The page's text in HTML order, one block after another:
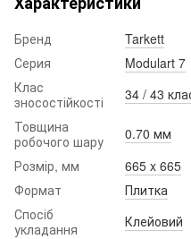
Бренд
Tarkett
Серия
Modulart 7
Клас
зносостійкості
34 / 43
Товщина
робочого шару
0.70 мм
Розмір, мм
665 x 665
Формат
Плитка
Спосіб
укладання
Клейовий